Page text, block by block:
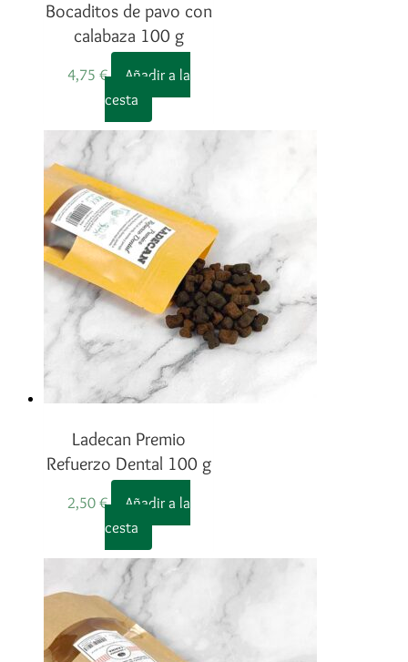
Bocaditos de pavo con
calabaza 100 g
4,75 €
Añadir a la
cesta
Ladecan Premio
Refuerzo Dental 100 g
2,50 €
Añadir a la
cesta